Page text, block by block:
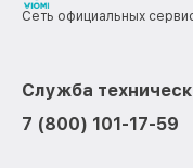
Сеть официальных
Служба
7 (800) 101-17-59